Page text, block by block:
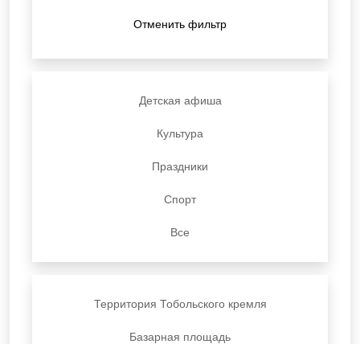
Отменить фильтр
Детская афиша
Культура
Праздники
Спорт
Все
Территория Тобольского кремля
Базарная площадь